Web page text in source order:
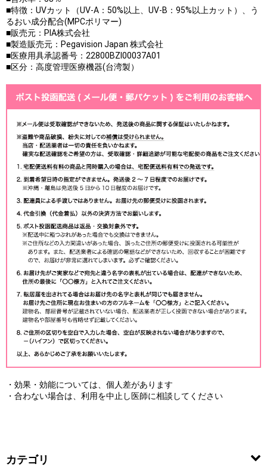
■特徴：UVカット（UV-A：50%以上、UV-B：95%以上カット）、う
るおい成分配合(MPCポリマー)
■販売元：PIA株式会社
■製造販売元：Pegavision Japan 株式会社
■医療用具承認番号：22800BZI00037A01
■区分：高度管理医療機器(台湾製）
・効果・効能については、個人差があります
・合わない場合は、利用を中止し医師に相談してください
カテゴリ